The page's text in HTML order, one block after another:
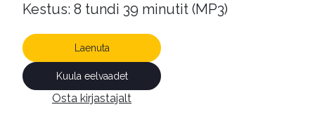
Kestus: 8 tundi 39 minutit (MP3)
Laenuta
Kuula eelvaadet
Osta kirjastajalt